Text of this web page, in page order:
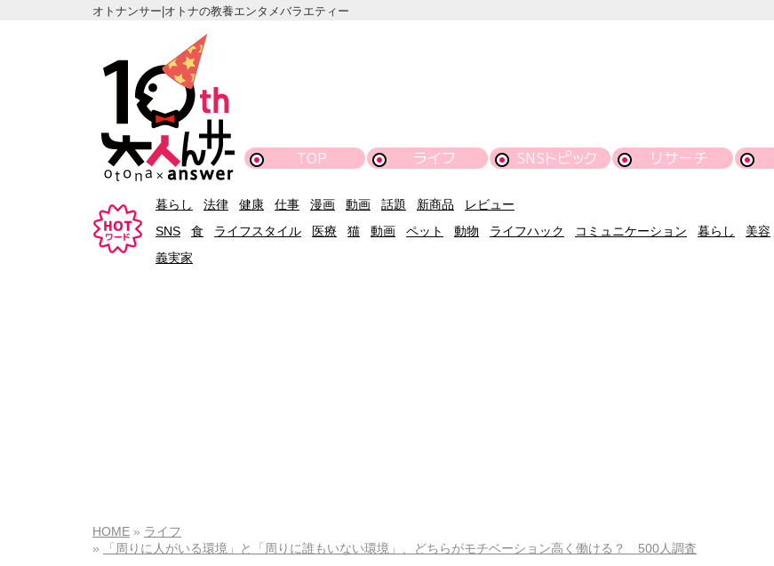
オトナンサー|オトナの教養エンタメバラエティー
TOP ライフ SNSトピック リサーチ
暮らし 法律 健康 仕事 漫画 動画 話題 新商品
レビュー
SNS
食 ライフスタイル 医療 猫 動画 ペット 動物 ライフハック コミュニケーション 暮らし 美容
義実家
HOME
ライフ
「周りに人がいる環境」と「周りに誰もいない環境」、どちらがモチベーション高く働ける？ 500人調査